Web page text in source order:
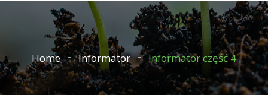
Home Informator Informator część 4